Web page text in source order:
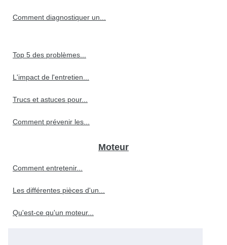
Comment diagnostiquer un...
Top 5 des problèmes...
L'impact de l'entretien...
Trucs et astuces pour...
Comment prévenir les...
Moteur
Comment entretenir...
Les différentes pièces d'un...
Qu'est-ce qu'un moteur...